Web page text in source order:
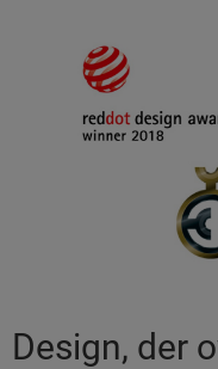
Design, der